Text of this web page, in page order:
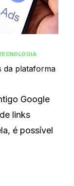
da plataforma
Google
links
é possível